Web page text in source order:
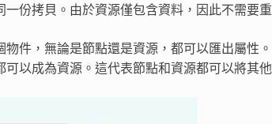
一份拷貝。由於資源僅包含資料，因此不需要
物件，無論是節點還是資源，都可以匯出屬性
可以成為資源。這代表節點和資源都可以將其